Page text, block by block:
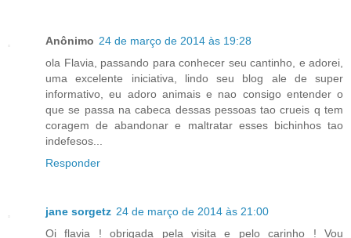
Anônimo 24 de março de 2014 às 19:28
ola Flavia, passando para conhecer seu cantinho, e adorei,
uma excelente iniciativa, lindo seu blog ale de super
informativo, eu adoro animais e nao consigo entender o
que se passa na cabeca dessas pessoas tao crueis q tem
coragem de abandonar e maltratar esses bichinhos tao
indefesos...
Responder
jane sorgetz 24 de março de 2014 às 21:00
Oi flavia ! obrigada pela visita e pelo carinho ! Vou